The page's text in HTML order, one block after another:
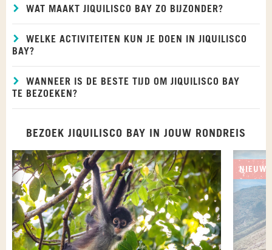
WAT MAAKT JIQUILISCO BAY ZO BIJZONDER?
WELKE ACTIVITEITEN KUN JE DOEN IN JIQUILISCO
BAY?
WANNEER IS DE BESTE TIJD OM JIQUILISCO BAY
TE BEZOEKEN?
BEZOEK JIQUILISCO BAY IN JOUW RONDREIS
NIEUW